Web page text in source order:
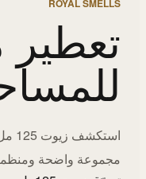
ROYAL SMELLS
تعطير
مجموعة واضحة